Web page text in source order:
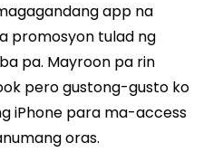
app na
promosyon tulad ng
pa. Mayroon pa rin
pero gustong-gusto ko
iPhone para ma-access
oras.